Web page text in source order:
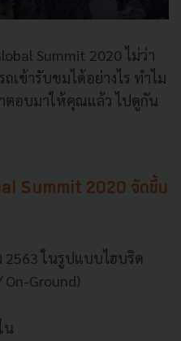
Summit 2020 ไม่ว่า
เข้ารับชมได้อย่างไร ทำไม
ตอบมาให้คุณแล้ว ไปดูกัน
Summit 2020 จัดขึ้น
ในรูปแบบไฮบริด
Ground)
น